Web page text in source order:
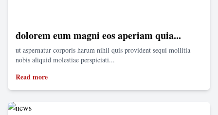
dolorem eum magni eos aperiam quia...
ut aspernatur corporis harum nihil quis provident sequi mollitia
nobis aliquid molestiae perspiciati...
Read more